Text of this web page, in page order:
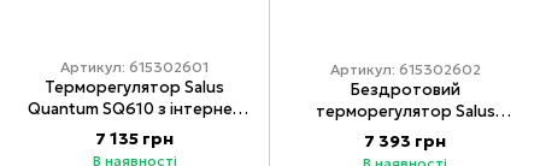
Артикул: 615302601
Терморегулятор Salus
Quantum SQ610 з інтернет
керуванням
7 135 грн
В наявності
Артикул: 615302602
Бездротовий
терморегулятор Salus
Quantum SQ610RF (Li-ion)
7 393 грн